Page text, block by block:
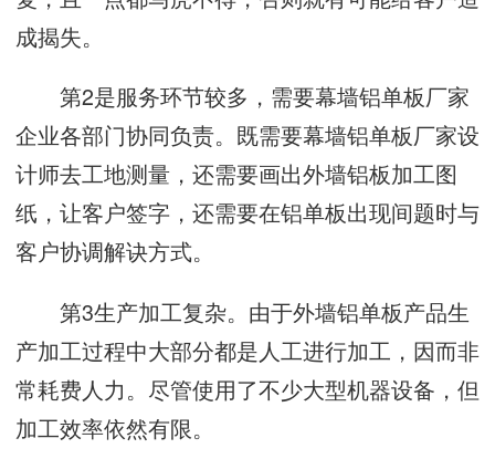
成揭失。
第2是服务环节较多，需要幕墙铝单板厂家
企业各部门协同负责。既需要幕墙铝单板厂家设
计师去工地测量，还需要画出外墙铝板加工图
纸，让客户签字，还需要在铝单板出现间题时与
客户协调解诀方式。
第3生产加工复杂。由于外墙铝单板产品生
产加工过程中大部分都是人工进行加工，因而非
常耗费人力。尽管使用了不少大型机器设备，但
加工效率依然有限。